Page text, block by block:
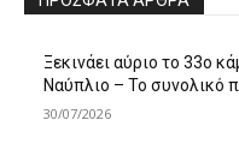
Ξεκινάει αύριο το 33ο
Ναύπλιο – Το συνολικό
30/07/2026